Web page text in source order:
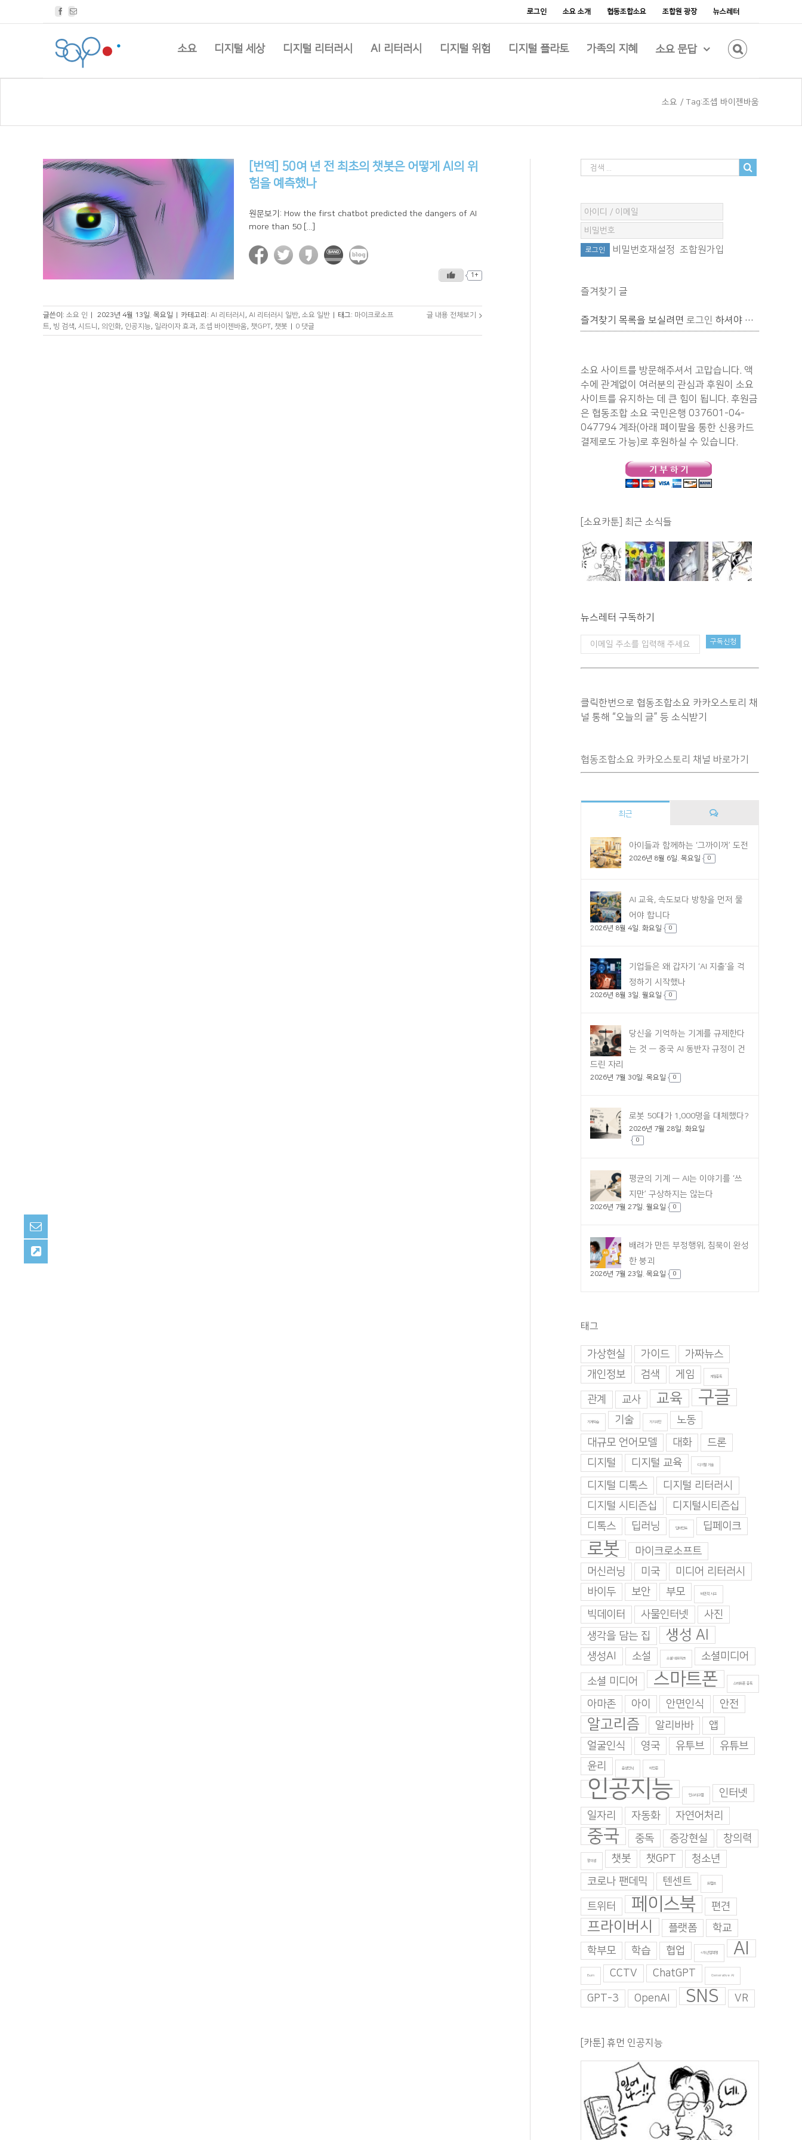
Facebook
로그인 소요 소개 협동조합소요 조합원 광장 뉴스레터
소요 디지털 세상 디지털 리터러시 AI 리터러시 디지털 위험 디지털 플라토 가족의 지혜 소요 문답
소요 / Tag:조셉 바이젠바움
[번역] 50여 년 전 최초의 챗봇은 어떻게 AI의 위
험을 예측했나
원문보기: How the first chatbot predicted the dangers of AI
more than 50 [...]
1+
글쓴이: 소요 인 2023년 4월 13일. 목요일 카테고리: AI 리터러시 , AI 리터러시 일반, 소요 일반 태그: 마이크로소프
트, 빙 검색, 시드니 , 의인화, 인공지능, 일라이자 효과, 조셉 바이젠바움, 챗GPT, 챗봇 0 댓글
글 내용 전체보기
비밀번호재설정 조합원가입
즐겨찾기 글
즐겨찾기 목록을 보실려면 로그인 하셔야 합니다.
소요 사이트를 방문해주셔서 고맙습니다. 액
수에 관계없이 여러분의 관심과 후원이 소요
사이트를 유지하는 데 큰 힘이 됩니다. 후원금
은 협동조합 소요 국민은행 037601-04-
047794 계좌(아래 페이팔을 통한 신용카드
결제로도 가능)로 후원하실 수 있습니다.
[소요카툰] 최근 소식들
뉴스레터 구독하기
클릭한번으로 협동조합소요 카카오스토리 채
널 통해 “오늘의 글” 등 소식받기
협동조합소요 카카오스토리 채널 바로가기
최근
아이들과 함께하는 ‘그까이꺼’ 도전
2026년 8월 6일. 목요일 0
AI 교육, 속도보다 방향을 먼저 물
어야 합니다
2026년 8월 4일. 화요일 0
기업들은 왜 갑자기 ‘AI 지출’을 걱
정하기 시작했나
2026년 8월 3일. 월요일 0
당신을 기억하는 기계를 규제한다
는 것 — 중국 AI 동반자 규정이 건
드린 자리
2026년 7월 30일. 목요일 0
로봇 50대가 1,000명을 대체했다?
2026년 7월 28일. 화요일
0
평균의 기계 — AI는 이야기를 ‘쓰
지만’ 구상하지는 않는다
2026년 7월 27일. 월요일 0
배려가 만든 부정행위, 침묵이 완성
한 붕괴
2026년 7월 23일. 목요일 0
태그
가상현실 가이드
가짜뉴스
개인정보
검색 게임 게임중독
관계 교사 교육 구글
기계학습 기술 기지과인
노동
대규모 언어모델
대화
드론
디지털
디지털 교육 디지털 기술
디지털 디톡스
디지털 리터러시
디지털 시티즌십
디지털시티즌십
디톡스
딥러닝 딥마인드 딥페이크
로봇
마이크로소프트
머신러닝
미국
미디어 리터러시
바이두
보안 부모 비판적 사고
빅데이터 사물인터넷
사진
생각을 담는 집
생성 AI
생성AI 소설 소셜 네트워크 소셜미디어
소셜 미디어 스마트폰 스마트폰 중독
아마존 아이 안면인식 안전
알고리즘 알리바바
앱
얼굴인식
영국 유투브
유튜브
윤리
음성인식 이인준
인공지능 인스타그램
인터넷
일자리
자동화 자연어처리
중국 중독 증강현실 창의력
창의성 챗봇 챗GPT
청소년
코로나 팬데믹
텐센트 트럼프
트위터 페이스북 편견
프라이버시 플랫폼
학교
학부모
학습 협업 4차산업혁명 AI
Burn CCTV ChatGPT Generative AI
GPT-3 OpenAI SNS VR
[카툰] 휴먼 인공지능